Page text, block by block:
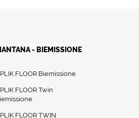
- BIEMISSIONE
FLOOR Biemissione
FLOOR Twin
FLOOR TWIN